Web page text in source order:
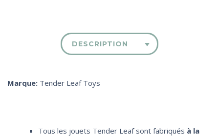
DESCRIPTION
Marque: Tender Leaf Toys
Tous les jouets Tender Leaf sont fabriqués à la